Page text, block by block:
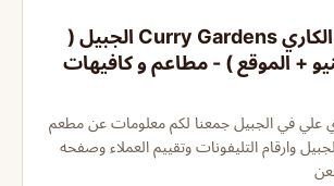
مطعم حدائق الكاري Curry Gardens الجبيل (
+ الموقع ) - مطاعم و كافيهات
علي في الجبيل جمعنا لكم معلومات عن مطعم
وارقام التليفونات وتقييم العملاء وصفحه